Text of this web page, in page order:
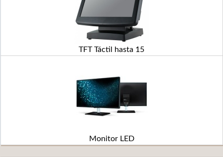
TFT Táctil hasta 15
Monitor LED